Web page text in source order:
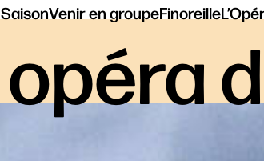
SaisonVenir en groupeFinoreille
opéra